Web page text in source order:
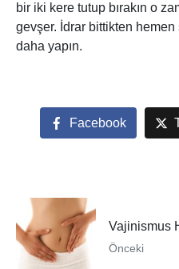
bir iki kere tutup bırakın o
gevşer. İdrar bittikten hemen
daha yapın.
Facebook
Vajinismus
Önceki